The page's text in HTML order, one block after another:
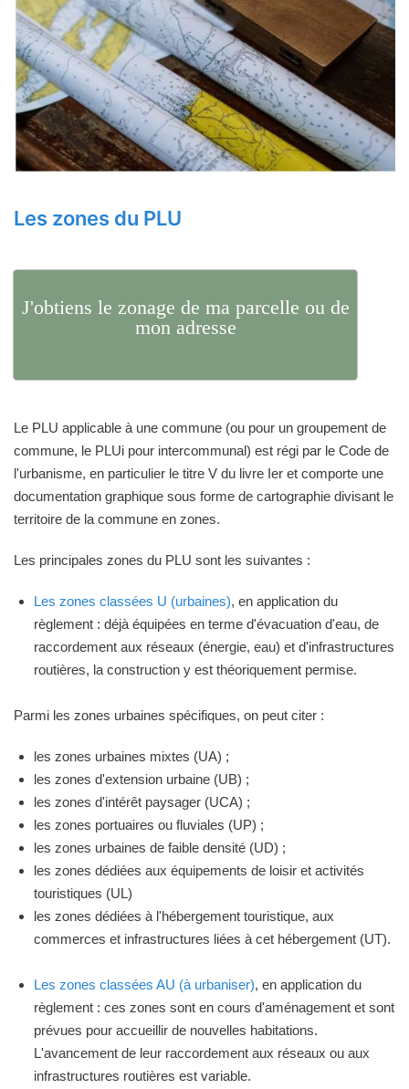
Les zones du PLU
J'obtiens le zonage de ma parcelle ou de
mon adresse
Le PLU applicable à une commune (ou pour un groupement de
commune, le PLUi pour intercommunal) est régi par le Code de
l'urbanisme, en particulier le titre V du livre Ier et comporte une
documentation graphique sous forme de cartographie divisant le
territoire de la commune en zones.
Les principales zones du PLU sont les suivantes :
Les zones classées U (urbaines), en application du
règlement : déjà équipées en terme d'évacuation d'eau, de
raccordement aux réseaux (énergie, eau) et d'infrastructures
routières, la construction y est théoriquement permise.
Parmi les zones urbaines spécifiques, on peut citer :
les zones urbaines mixtes (UA) ;
les zones d'extension urbaine (UB) ;
les zones d'intérêt paysager (UCA) ;
les zones portuaires ou fluviales (UP) ;
les zones urbaines de faible densité (UD) ;
les zones dédiées aux équipements de loisir et activités
touristiques (UL)
les zones dédiées à l'hébergement touristique, aux
commerces et infrastructures liées à cet hébergement (UT).
Les zones classées AU (à urbaniser), en application du
règlement : ces zones sont en cours d'aménagement et sont
prévues pour accueillir de nouvelles habitations.
L'avancement de leur raccordement aux réseaux ou aux
infrastructures routières est variable.